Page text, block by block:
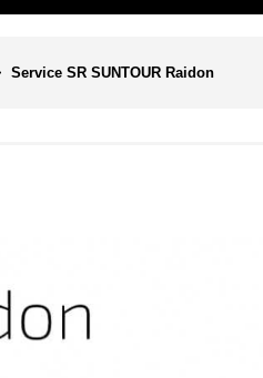
Service SR SUNTOUR Raidon